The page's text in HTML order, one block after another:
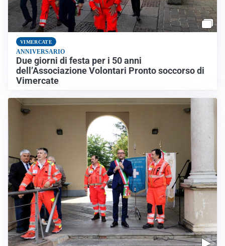
VIMERCATE
ANNIVERSARIO
Due giorni di festa per i 50 anni
dell’Associazione Volontari Pronto soccorso di
Vimercate